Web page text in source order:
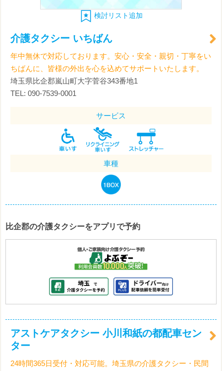
検討リスト追加
介護タクシー いちばん
年中無休で対応しております。安心・安全・親切・丁寧をい
ちばんに、皆様の外出を心を込めてサポートいたします。
埼玉県比企郡嵐山町大字菅谷343番地1
TEL: 090-7539-0001
サービス
車種
比企郡の介護タクシーをアプリで予約
アストケアタクシー 小川和紙の都配車セン
ター
24時間365日受付・対応可能。埼玉県の介護タクシー・民間